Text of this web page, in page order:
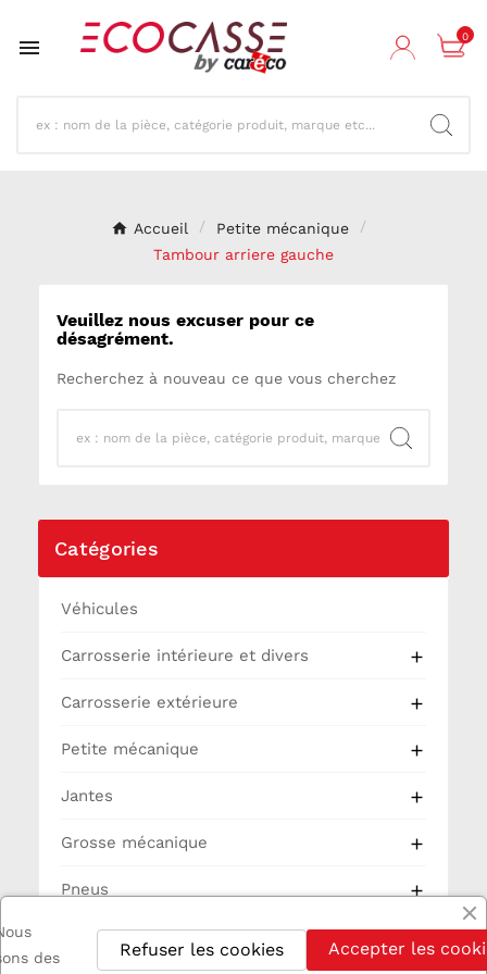
 0
Accueil
Petite mécanique
Tambour arriere gauche
Veuillez nous excuser pour ce
désagrément.
Recherchez à nouveau ce que vous cherchez
Catégories
Véhicules
Carrosserie intérieure et divers 
Carrosserie extérieure 
Petite mécanique 
Jantes 
Grosse mécanique 
Pneus 
Partie Cycle
des
Accepter les
Refuser les cookies